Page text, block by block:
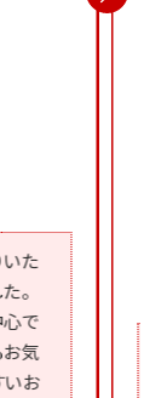
た
。
で
気
お